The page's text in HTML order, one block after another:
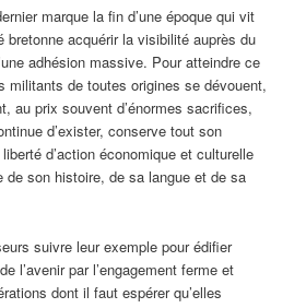
marque la fin d’une époque qui vit
bretonne acquérir la visibilité auprès du
adhésion massive. Pour atteindre ce
militants de toutes origines se dévouent,
au prix souvent d’énormes sacrifices,
d’exister, conserve tout son
d’action économique et culturelle
de son histoire, de sa langue et de sa
suivre leur exemple pour édifier
l’avenir par l’engagement ferme et
dont il faut espérer qu’elles